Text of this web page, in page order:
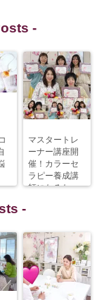
-
マスタートレ
ーナー講座開
催！カラーセ
ラピー養成講
師になるな
-